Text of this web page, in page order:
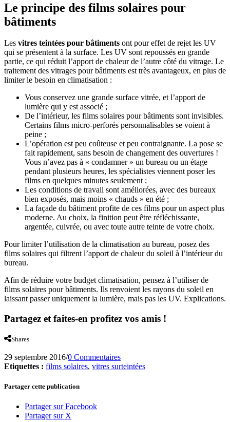
Le principe des films solaires pour
bâtiments
Les vitres teintées pour bâtiments ont pour effet de rejet les UV
qui se présentent à la surface. Les UV sont repoussés en grande
partie, ce qui réduit l’apport de chaleur de l’autre côté du vitrage. Le
traitement des vitrages pour bâtiments est très avantageux, en plus de
limiter le besoin en climatisation :
Vous conservez une grande surface vitrée, et l’apport de
lumière qui y est associé ;
De l’intérieur, les films solaires pour bâtiments sont invisibles.
Certains films micro-perforés personnalisables se voient à
peine ;
L’opération est peu coûteuse et peu contraignante. La pose se
fait rapidement, sans besoin de changement des ouvertures !
Vous n’avez pas à « condamner » un bureau ou un étage
pendant plusieurs heures, les spécialistes viennent poser les
films en quelques minutes seulement ;
Les conditions de travail sont améliorées, avec des bureaux
bien exposés, mais moins « chauds » en été ;
La façade du bâtiment profite de ces films pour un aspect plus
moderne. Au choix, la finition peut être réfléchissante,
argentée, cuivrée, ou avec toute autre teinte de votre choix.
Pour limiter l’utilisation de la climatisation au bureau, posez des
films solaires qui filtrent l’apport de chaleur du soleil à l’intérieur du
bureau.
Afin de réduire votre budget climatisation, pensez à l’utiliser de
films solaires pour bâtiments. Ils renvoient les rayons du soleil en
laissant passer uniquement la lumière, mais pas les UV. Explications.
Partagez et faites-en profitez vos amis !
Shares
29 septembre 2016/0 Commentaires
Etiquettes : films solaires, vitres surteintées
Partager cette publication
Partager sur Facebook
Partager sur X